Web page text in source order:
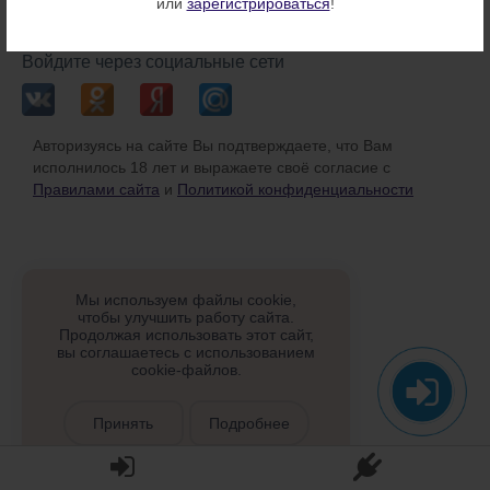
Войдите через социальные сети
Авторизуясь на сайте Вы подтверждаете, что Вам
исполнилось 18 лет и выражаете своё согласие с
Правилами сайта и Политикой конфиденциальности
Мы используем файлы cookie,
чтобы улучшить работу сайта.
Продолжая использовать этот сайт,
вы соглашаетесь с использованием
cookie-файлов.
Принять Подробнее